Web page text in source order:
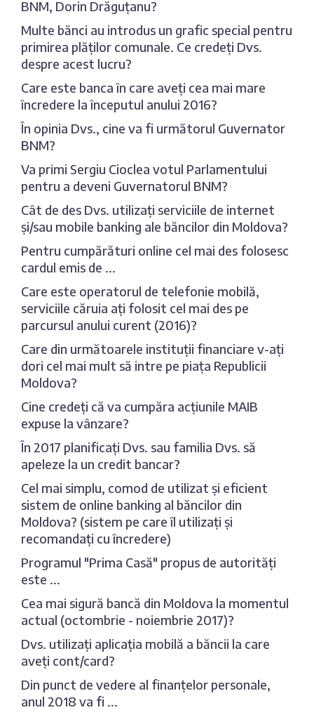
BNM, Dorin Drăguțanu?
Multe bănci au introdus un grafic special pentru
primirea plăților comunale. Ce credeți Dvs.
despre acest lucru?
Care este banca în care aveți cea mai mare
încredere la începutul anului 2016?
În opinia Dvs., cine va fi următorul Guvernator
BNM?
Va primi Sergiu Cioclea votul Parlamentului
pentru a deveni Guvernatorul BNM?
Cât de des Dvs. utilizați serviciile de internet
și/sau mobile banking ale băncilor din Moldova?
Pentru cumpărături online cel mai des folosesc
cardul emis de ...
Care este operatorul de telefonie mobilă,
serviciile căruia ați folosit cel mai des pe
parcursul anului curent (2016)?
Care din următoarele instituții financiare v-ați
dori cel mai mult să intre pe piața Republicii
Moldova?
Cine credeți că va cumpăra acțiunile MAIB
expuse la vânzare?
În 2017 planificați Dvs. sau familia Dvs. să
apeleze la un credit bancar?
Cel mai simplu, comod de utilizat și eficient
sistem de online banking al băncilor din
Moldova? (sistem pe care îl utilizați și
recomandați cu încredere)
Programul "Prima Casă" propus de autorități
este ...
Cea mai sigură bancă din Moldova la momentul
actual (octombrie - noiembrie 2017)?
Dvs. utilizați aplicația mobilă a băncii la care
aveți cont/card?
Din punct de vedere al finanțelor personale,
anul 2018 va fi ...